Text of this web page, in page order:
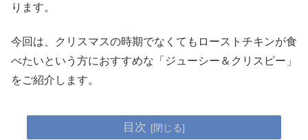
ります。
今回は、クリスマスの時期でなくてもローストチキンが食
べたいという方におすすめな「ジューシー＆クリスピー」
をご紹介します。
目次